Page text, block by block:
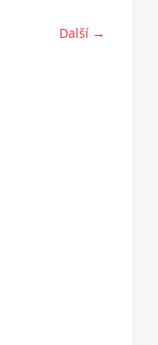
Další →